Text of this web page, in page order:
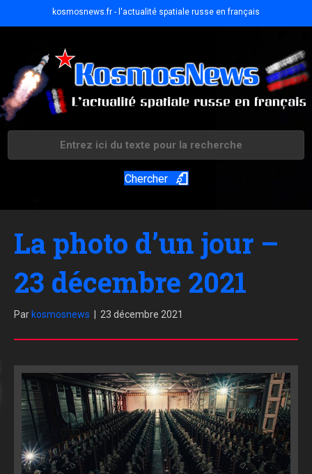
kosmosnews.fr - l'actualité spatiale russe en français
Chercher
La photo d’un jour –
23 décembre 2021
Par kosmosnews 23 décembre 2021